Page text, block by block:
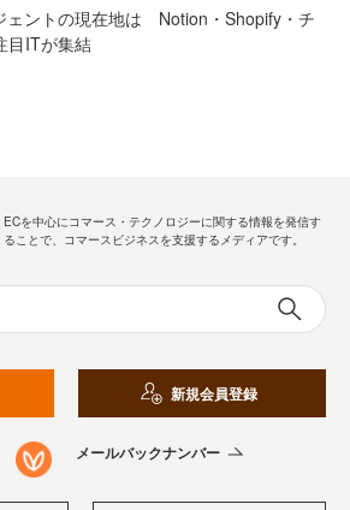
ェントの現在地は Notion・Shopify・チ
目ITが集結
ECを中心にコマース・テクノロジーに関する情報を発信す
ることで、コマースビジネスを支援するメディアです。
新規会員登録
メールバックナンバー